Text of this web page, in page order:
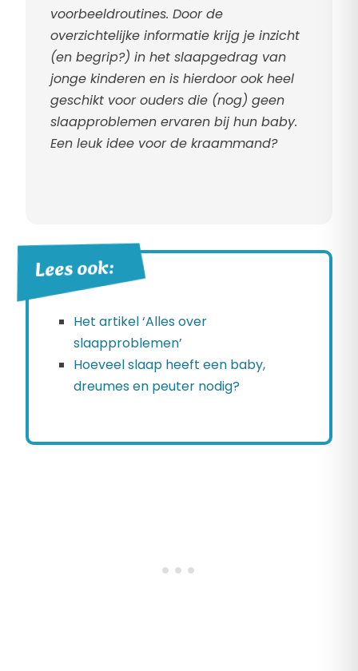
voorbeeldroutines. Door de
overzichtelijke informatie krijg je inzicht
(en begrip?) in het slaapgedrag van
jonge kinderen en is hierdoor ook heel
geschikt voor ouders die (nog) geen
slaapproblemen ervaren bij hun baby.
Een leuk idee voor de kraammand?
Lees ook:
Het artikel ‘Alles over
slaapproblemen’
Hoeveel slaap heeft een baby,
dreumes en peuter nodig?